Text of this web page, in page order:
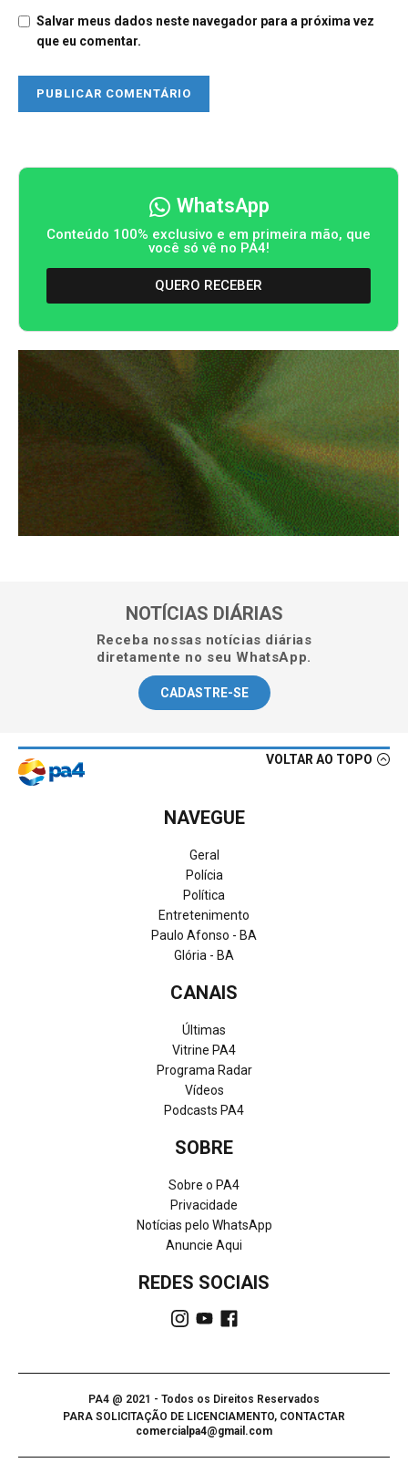
Salvar meus dados neste navegador para a próxima vez
que eu comentar.
WhatsApp
Conteúdo 100% exclusivo e em primeira mão, que
você só vê no PA4!
QUERO RECEBER
NOTÍCIAS DIÁRIAS
Receba nossas notícias diárias
diretamente no seu WhatsApp.
CADASTRE-SE
VOLTAR AO TOPO
NAVEGUE
Geral
Polícia
Política
Entretenimento
Paulo Afonso - BA
Glória - BA
CANAIS
Últimas
Vitrine PA4
Programa Radar
Vídeos
Podcasts PA4
SOBRE
Sobre o PA4
Privacidade
Notícias pelo WhatsApp
Anuncie Aqui
REDES SOCIAIS
PA4 @ 2021 - Todos os Direitos Reservados
PARA SOLICITAÇÃO DE LICENCIAMENTO, CONTACTAR
comercialpa4@gmail.com